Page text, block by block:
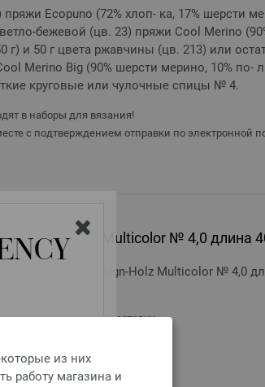
из них
работу магазина и
Ecopuno (72% хлоп- ка, 17% шерсти
бежевой (цв. 23) пряжи Cool Merino
г) и 50 г цвета ржавчины (цв. 213) или
Merino Big (90% шерсти мерино, 10% по-
круговые или чулочные спицы № 4.
в наборы для вязания!
с подтверждением отправки по электронной
Design-Holz Multicolor № 4,0 длина
LANA GROSSA Design-Holz Multicolor № 4,0
без учета стоимости доставки
В КОРЗИНУ